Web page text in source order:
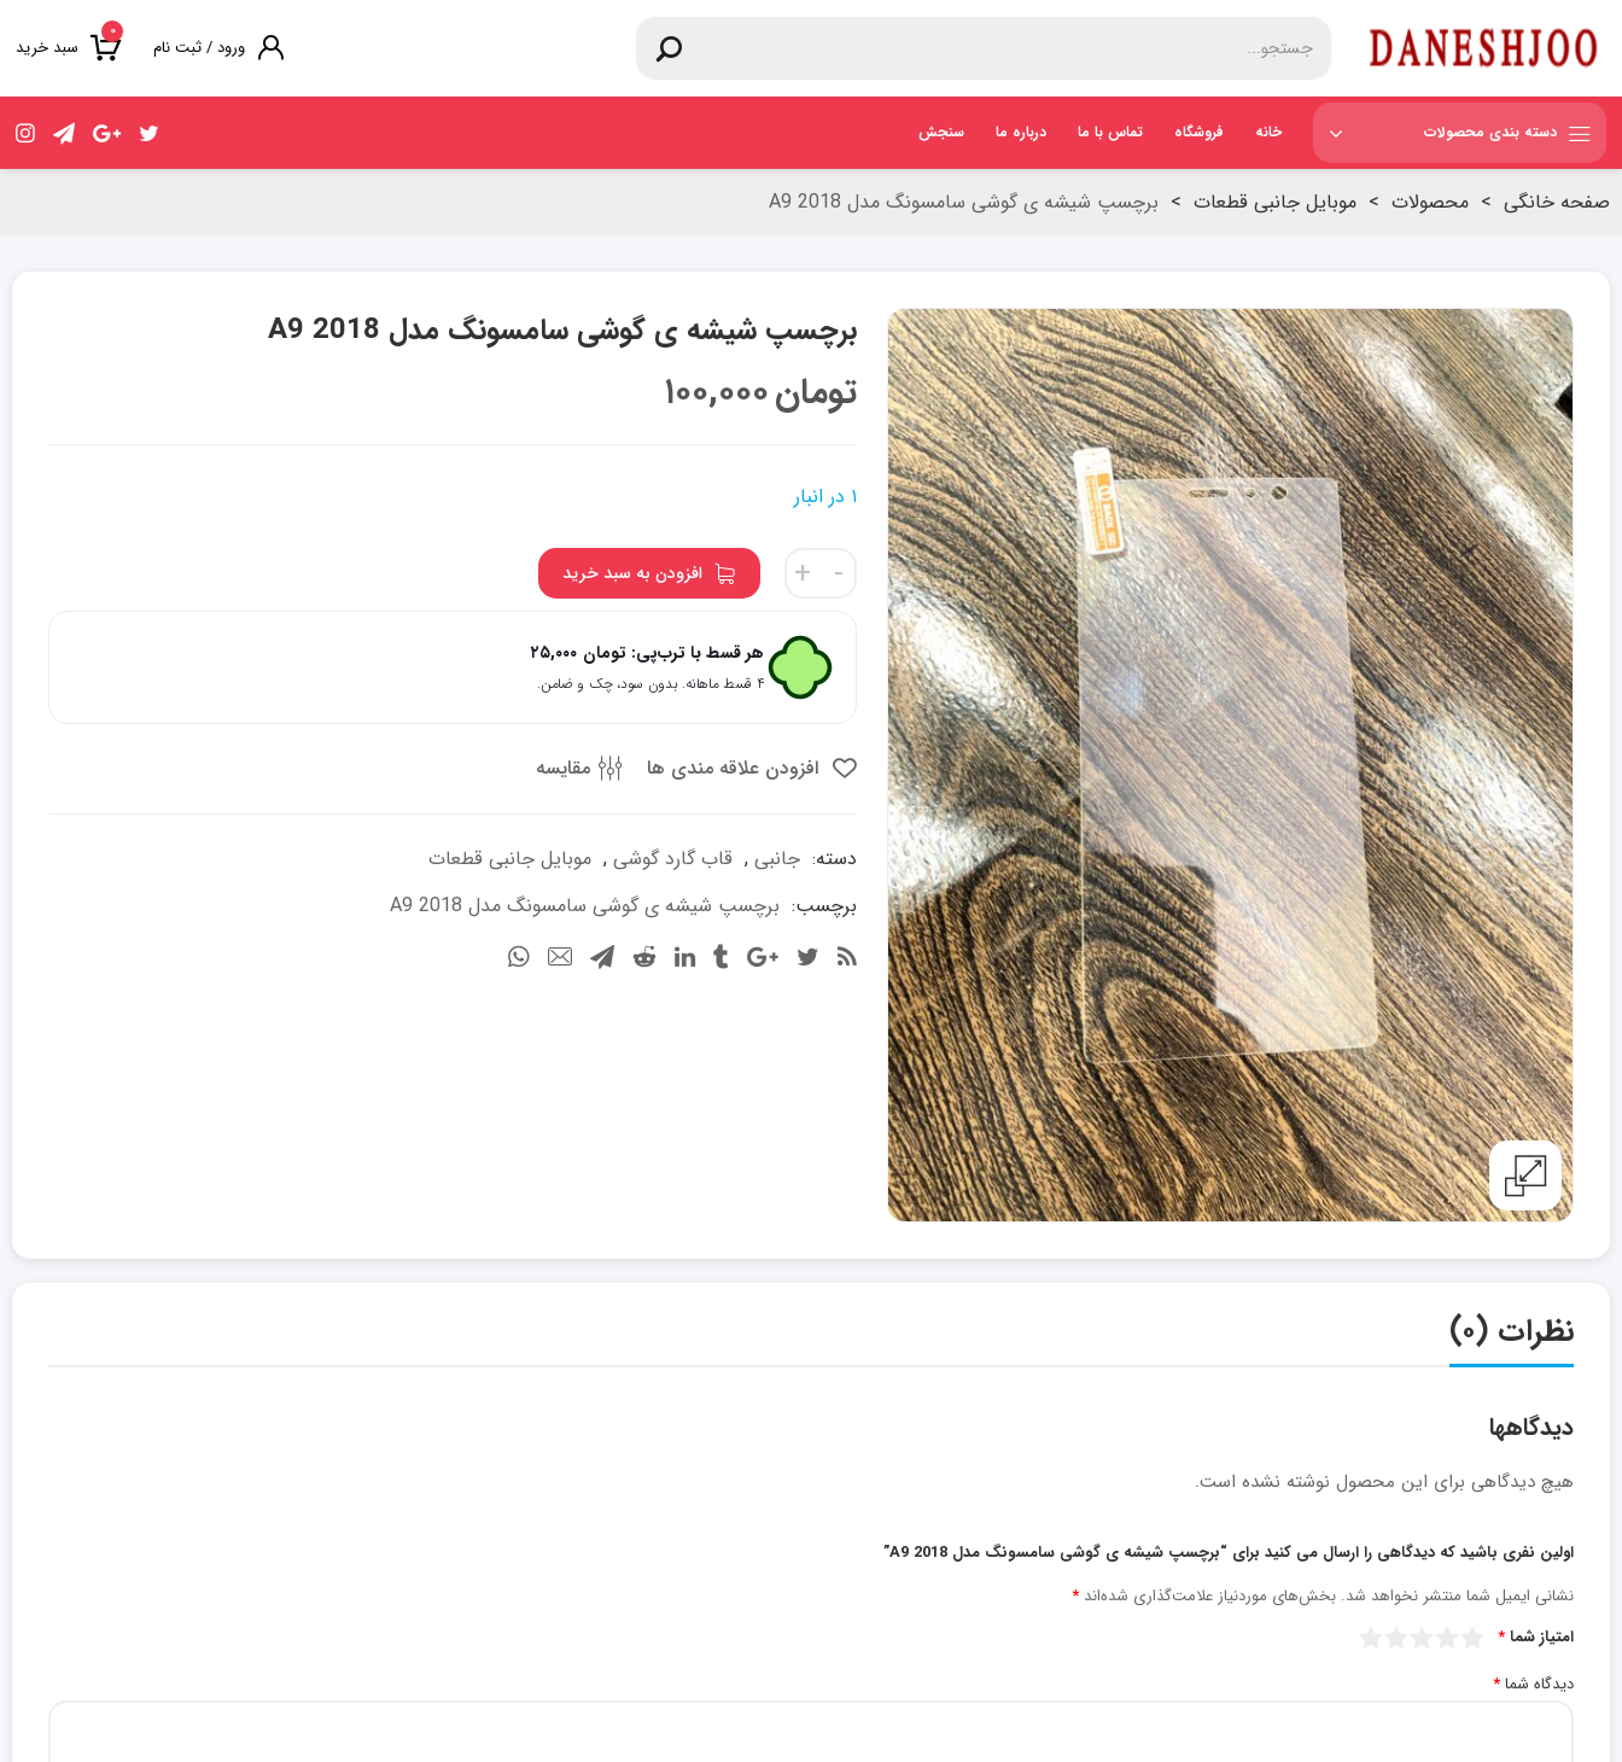
۰
سبد خرید ورود / ثبت نام
دسته بندی محصولات خانه فروشگاه تماس با ما درباره ما سنجش
صفحه خانگی > محصولات > موبایل جانبی قطعات > برچسپ شیشه ی گوشی سامسونگ مدل A9 2018
برچسپ شیشه ی گوشی سامسونگ مدل A9 2018
۱۰۰,۰۰۰تومان
۱ در انبار
-
برچسپ
شیشه
گوشی
سامسونگ
مدل
2018
+ افزودن به سبد خرید
هر قسط با ترب‌پی: ۲۵,۰۰۰ تومان
۴ قسط ماهانه. بدون سود، چک و ضامن.
افزودن علاقه مندی ها مقایسه
دسته: جانبی , قاب گارد گوشی , موبایل جانبی قطعات
برچسب: برچسپ شیشه ی گوشی سامسونگ مدل A9 2018
نظرات (۰)
دیدگاهها
هیچ دیدگاهی برای این محصول نوشته نشده است.
اولین نفری باشید که دیدگاهی را ارسال می کنید برای “برچسپ شیشه ی گوشی سامسونگ مدل A9 2018”
نشانی ایمیل شما منتشر نخواهد شد. بخش‌های موردنیاز علامت‌گذاری شده‌اند *
امتیاز شما*
دیدگاه شما*